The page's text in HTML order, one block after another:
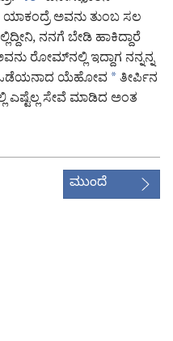
ಅವನು ತುಂಬ ಸಲ
ನನಗೆ ಬೇಡಿ ಹಾಕಿದ್ದಾರೆ
ರೋಮ್‌ನಲ್ಲಿ ಇದ್ದಾಗ ನನ್ನನ್ನ
ಯೆಹೋವ *ತೀರ್ಪಿನ
ಎಷ್ಟೆಲ್ಲ ಸೇವೆ ಮಾಡಿದ ಅಂತ
ಮುಂದೆ